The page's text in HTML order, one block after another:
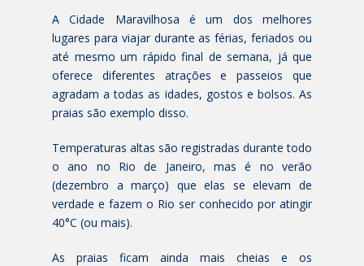
A Cidade Maravilhosa é um dos melhores
lugares para viajar durante as férias, feriados ou
até mesmo um rápido final de semana, já que
oferece diferentes atrações e passeios que
agradam a todas as idades, gostos e bolsos. As
praias são exemplo disso.
Temperaturas altas são registradas durante todo
o ano no Rio de Janeiro, mas é no verão
(dezembro a março) que elas se elevam de
verdade e fazem o Rio ser conhecido por atingir
40°C (ou mais).
As praias ficam ainda mais cheias e os